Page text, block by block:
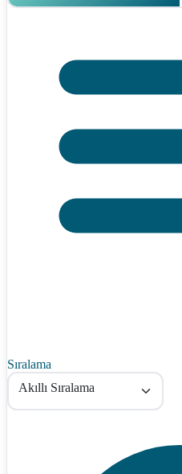
Sıralama
Akıllı Sıralama